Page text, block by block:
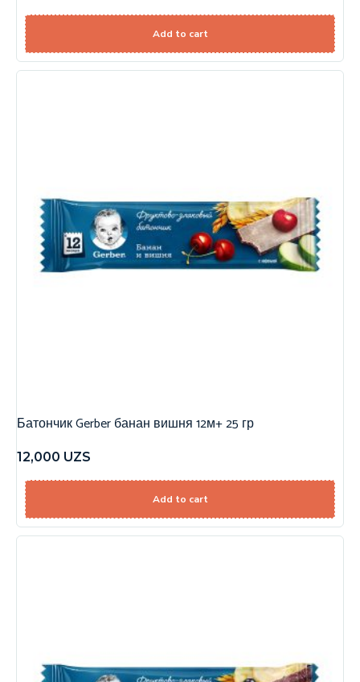
Add to cart
Батончик Gerber банан вишня 12м+ 25 гр
12,000 UZS
Add to cart